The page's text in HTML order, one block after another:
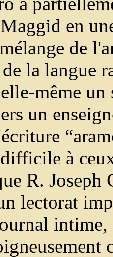
en
de
la langue
même
un
difficile à
R.
lectorat
intime,